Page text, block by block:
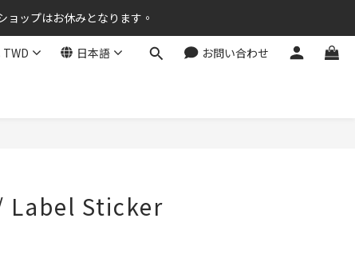
ップはお休みとなります。
TWD 日本語 お問い合わせ
Label Sticker